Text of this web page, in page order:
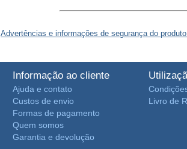
Advertências e informações de segurança do produto
Informação ao cliente
Ajuda e contato
Custos de envio
Formas de pagamento
Quem somos
Garantia e devolução
Livro de